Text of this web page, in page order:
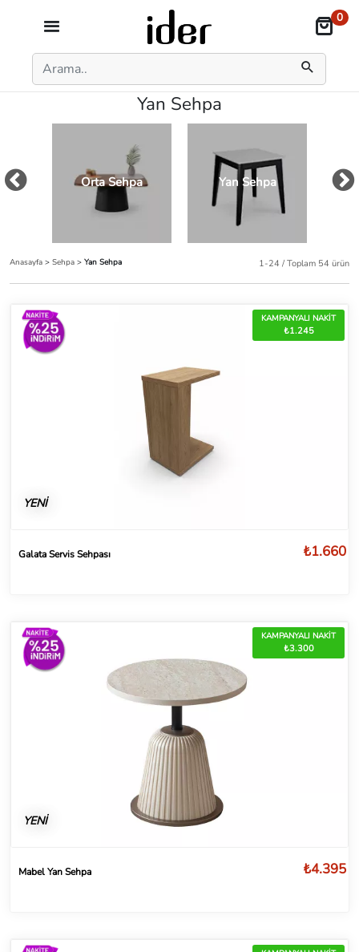
0
Yan Sehpa
Orta Sehpa Yan Sehpa
Anasayfa > Sehpa > Yan Sehpa 1-24 / Toplam 54 ürün
KAMPANYALI NAKİT
₺1.245
YENİ
Galata Servis Sehpası ₺1.660
KAMPANYALI NAKİT
₺3.300
YENİ
Mabel Yan Sehpa ₺4.395